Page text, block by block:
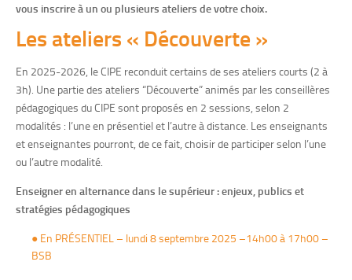
vous inscrire à un ou plusieurs ateliers de votre choix.
Les ateliers « Découverte »
En 2025-2026, le CIPE reconduit certains de ses ateliers courts (2 à
3h). Une partie des ateliers “Découverte” animés par les conseillères
pédagogiques du CIPE sont proposés en 2 sessions, selon 2
modalités : l’une en présentiel et l’autre à distance. Les enseignants
et enseignantes pourront, de ce fait, choisir de participer selon l’une
ou l’autre modalité.
Enseigner en alternance dans le supérieur : enjeux, publics et
stratégies pédagogiques
● En PRÉSENTIEL – lundi 8 septembre 2025 –14h00 à 17h00 –
BSB